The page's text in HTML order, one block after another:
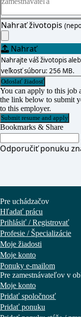
Nahrať životopis
Nahrať
Nahrajte váš životopis
veľkosť súboru: 256 MB.
You can apply to this job
the link below to submit
to this employer.
Bookmarks & Share
Odporučiť ponuku
Pre uchádzačov
Hľadať prácu
Prihlásiť / Registrovať
Profesie / Špecializácie
Moje žiadosti
Moje konto
Ponuky e-mailom
Pre zamestnávateľov v
Moje konto
Pridať spoločnosť
Pridať ponuku